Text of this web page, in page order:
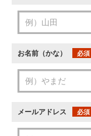
お名前（かな） 必須
メールアドレス 必須